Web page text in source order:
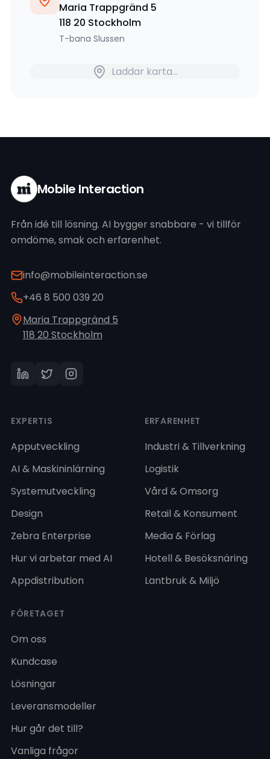
Maria Trappgränd 5
118 20 Stockholm
T-bana Slussen
Laddar karta...
Mobile Interaction
Från idé till lösning. AI bygger snabbare - vi tillför
omdöme, smak och erfarenhet.
info@mobileinteraction.se
+46 8 500 039 20
Maria Trappgränd 5
118 20 Stockholm
EXPERTIS
Apputveckling
AI & Maskininlärning
Systemutveckling
Design
Zebra Enterprise
Hur vi arbetar med AI
Appdistribution
ERFARENHET
Industri & Tillverkning
Logistik
Vård & Omsorg
Retail & Konsument
Media & Förlag
Hotell & Besöksnäring
Lantbruk & Miljö
FÖRETAGET
Om oss
Kundcase
Lösningar
Leveransmodeller
Hur går det till?
Vanliga frågor